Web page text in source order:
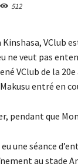
512
Kinshasa, VClub
ne veut pas
VClub de la
entré en
pendant que
une séance
au stade